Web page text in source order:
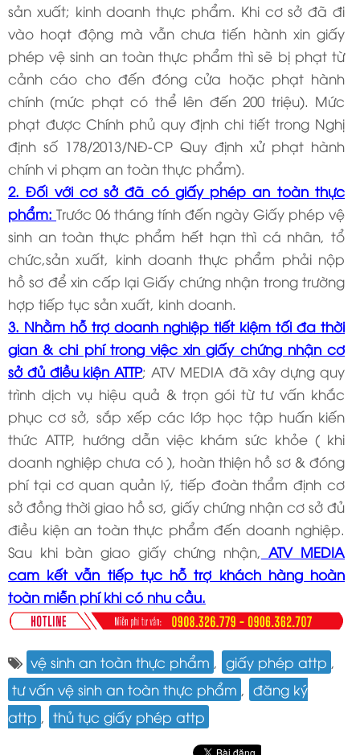
sản xuất; kinh doanh thực phẩm. Khi cơ sở đã đi
vào hoạt động mà vẫn chưa tiến hành xin giấy
phép vệ sinh an toàn thực phẩm thì sẽ bị phạt từ
cảnh cáo cho đến đóng cửa hoặc phạt hành
chính (mức phạt có thể lên đến 200 triệu). Mức
phạt được Chính phủ quy định chi tiết trong Nghị
định số 178/2013/NĐ-CP Quy định xử phạt hành
chính vi phạm an toàn thực phẩm).
2. Đối với cơ sở đã có giấy phép an toàn thực
phẩm:Trước 06 tháng tính đến ngày Giấy phép vệ
sinh an toàn thực phẩm hết hạn thì cá nhân, tổ
chức,sản xuất, kinh doanh thực phẩm phải nộp
hồ sơ để xin cấp lại Giấy chứng nhận trong trường
hợp tiếp tục sản xuất, kinh doanh.
3. Nhằm hỗ trợ doanh nghiệp tiết kiệm tối đa thời
gian & chi phí trong việc xin giấy chứng nhận cơ
sở đủ điều kiện ATTP; ATV MEDIA đã xây dựng quy
trình dịch vụ hiệu quả & trọn gói từ tư vấn khắc
phục cơ sở, sắp xếp các lớp học tập huấn kiến
thức ATTP, hướng dẫn việc khám sức khỏe ( khi
doanh nghiệp chưa có ), hoàn thiện hồ sơ & đóng
phí tại cơ quan quản lý, tiếp đoàn thẩm định cơ
sở đồng thời giao hồ sơ, giấy chứng nhận cơ sở đủ
điều kiện an toàn thực phẩm đến doanh nghiệp.
Sau khi bàn giao giấy chứng nhận,
ATV MEDIA
cam kết vẫn tiếp tục hỗ trợ khách hàng hoàn
toàn miễn phí khi có nhu cầu.
vệ sinh an toàn thực phẩm giấy phép attp
tư vấn vệ sinh an toàn thực phẩm
đăng ký
attp
thủ tục giấy phép attp